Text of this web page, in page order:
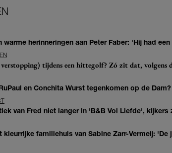
warme herinneringen aan Peter Faber: 'Hij had
tijdens een hittegolf? Zó zit dat, volgens
en Conchita Wurst tegenkomen op de
van Fred niet langer in 'B&B Vol Liefde',
kleurrijke familiehuis van Sabine Zarr-Vermeij: